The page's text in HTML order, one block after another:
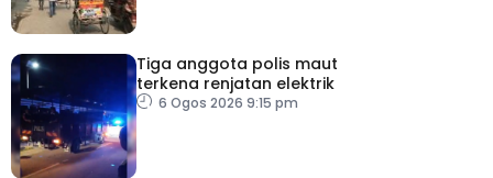
Tiga anggota polis maut
terkena renjatan elektrik
6 Ogos 2026 9:15 pm